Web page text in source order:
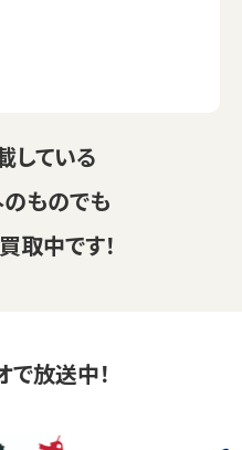
している
ものでも
取中です！
で放送中！